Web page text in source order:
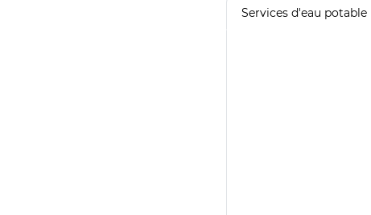
Services d'eau potable